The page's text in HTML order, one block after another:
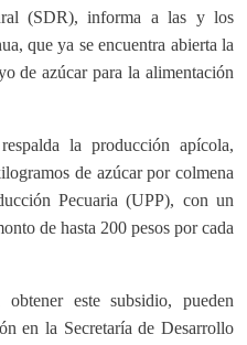
(SDR), informa a las y los
que ya se encuentra abierta la
de azúcar para la alimentación
la producción apícola,
de azúcar por colmena
Pecuaria (UPP), con un
de hasta 200 pesos por cada
este subsidio, pueden
en la Secretaría de Desarrollo